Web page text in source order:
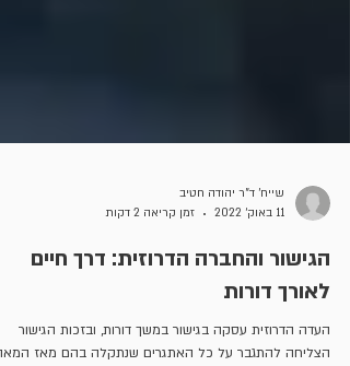
שייח' ד"ר יהודה חטיב
11 באוק׳ 2022
הגישור והחברה הדרוזית: דרך חיים